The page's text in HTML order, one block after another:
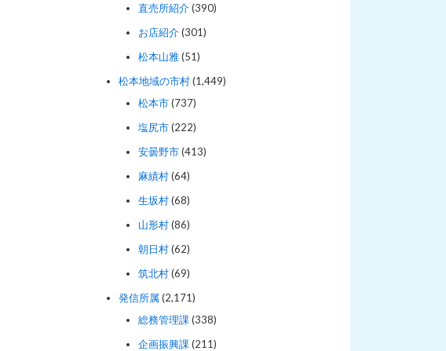
直売所紹介(390)
お店紹介(301)
松本山雅(51)
松本地域の市村(1,449)
松本市(737)
塩尻市(222)
安曇野市(413)
麻績村(64)
生坂村(68)
山形村(86)
朝日村(62)
筑北村(69)
発信所属(2,171)
総務管理課 (338)
企画振興課 (211)